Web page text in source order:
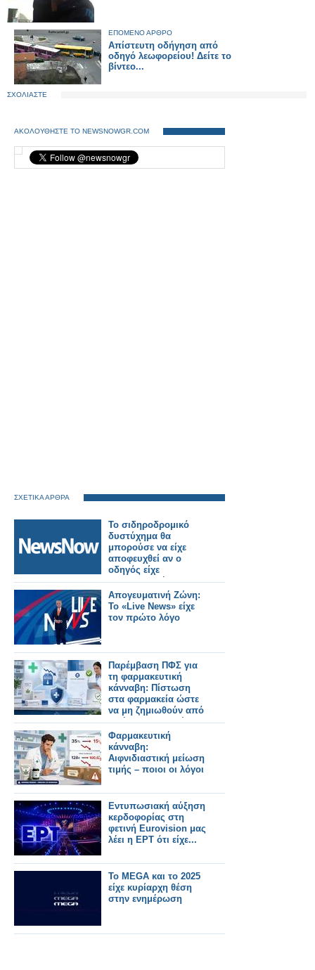
ΕΠΟΜΕΝΟ ΑΡΘΡΟ
Απίστευτη οδήγηση από
οδηγό λεωφορείου! Δείτε το
βίντεο...
ΣΧΟΛΙΑΣΤΕ
ΑΚΟΛΟΥΘΗΣΤΕ ΤΟ NEWSNOWGR.COM
ΣΧΕΤΙΚΑ ΑΡΘΡΑ
Το σιδηροδρομικό
δυστύχημα θα
μπορούσε να είχε
αποφευχθεί αν ο
οδηγός είχε
χρησιμοποιήσει το
σύστημα έκτακτης
ανάγκης σύμφωνα με
έρευνα.
Απογευματινή Ζώνη:
Το «Live News» είχε
τον πρώτο λόγο
Παρέμβαση ΠΦΣ για
τη φαρμακευτική
κάνναβη: Πίστωση
στα φαρμακεία ώστε
να μη ζημιωθούν από
το ήδη αγορασμένο
στοκ
Φαρμακευτική
κάνναβη:
Αιφνιδιαστική μείωση
τιμής – ποιοι οι λόγοι
Εντυπωσιακή αύξηση
κερδοφορίας στη
φετινή Eurovision μας
λέει η ΕΡΤ ότι είχε...
Το MEGA και το 2025
είχε κυρίαρχη θέση
στην ενημέρωση